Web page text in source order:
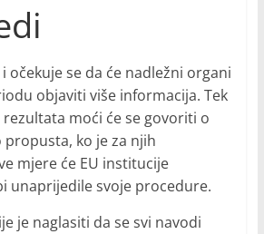
očekuje se da će nadležni organi
objaviti više informacija. Tek
moći će se govoriti o
ko je za njih
mjere će EU institucije
unaprijedile svoje procedure.
je naglasiti da se svi navodi